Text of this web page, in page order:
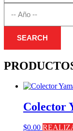
SEARCH
Colector
$0.00